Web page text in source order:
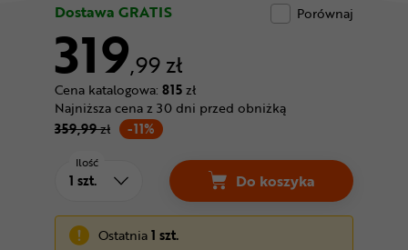
Dostawa GRATIS Porównaj
319,99 zł
Cena katalogowa: 815zł
-11%
Najniższa cena z 30 dni przed obniżką
359,99zł
Ilość
Do koszyka
Ostatnia1 szt.